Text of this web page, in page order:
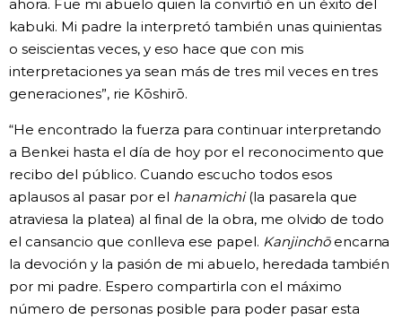
ahora. Fue mi abuelo quien la convirtió en un éxito del
kabuki. Mi padre la interpretó también unas quinientas
o seiscientas veces, y eso hace que con mis
interpretaciones ya sean más de tres mil veces en tres
generaciones”, rie Kōshirō.
“He encontrado la fuerza para continuar interpretando
a Benkei hasta el día de hoy por el reconocimento que
recibo del público. Cuando escucho todos esos
aplausos al pasar por el hanamichi(la pasarela que
atraviesa la platea) al final de la obra, me olvido de todo
el cansancio que conlleva ese papel. Kanjinchōencarna
la devoción y la pasión de mi abuelo, heredada también
por mi padre. Espero compartirla con el máximo
número de personas posible para poder pasar esta